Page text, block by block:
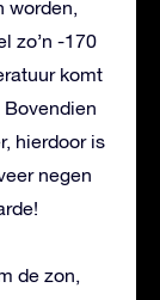
worden,
zo’n -170
komt
hierdoor is
negen
de zon,